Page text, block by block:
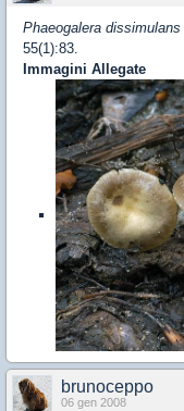
Phaeogalera dissimulans
55(1):83.
Immagini Allegate
brunoceppo
06 gen 2008